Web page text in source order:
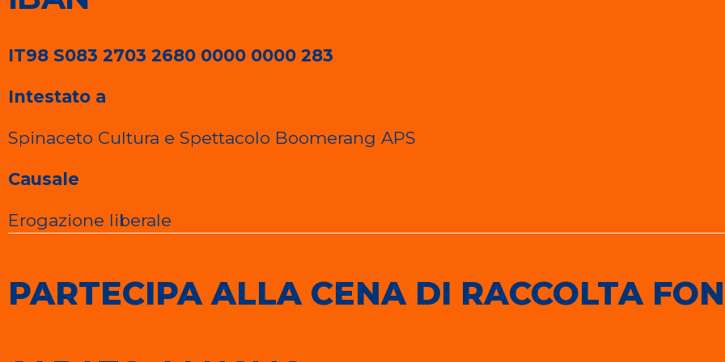
IT98 S083 2703 2680 0000 0000 283
Intestato a
Spinaceto Cultura e Spettacolo Boomerang APS
Causale
Erogazione liberale
PARTECIPA ALLA CENA DI RACCOLTA